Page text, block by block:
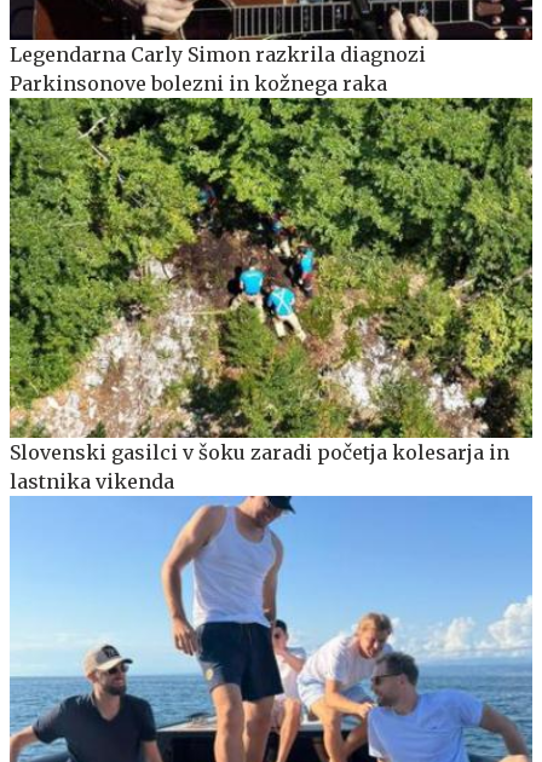
Legendarna Carly Simon razkrila diagnozi
Parkinsonove bolezni in kožnega raka
Slovenski gasilci v šoku zaradi početja kolesarja in
lastnika vikenda